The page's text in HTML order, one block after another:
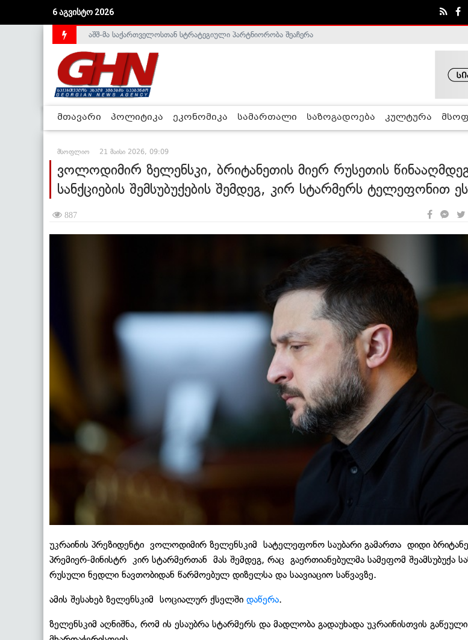
6 აგვისტო 2026
საქართველოს დე-ფაქტო მთავრობა არალეგიტიმურია - ჰელსინკის კომისია
აშშ-მა საქართველოსთან სტრატეგიული პარტნიორობა შეაჩერა
მთავარი პოლიტიკა ეკონომიკა სამართალი საზოგადოება კულტურა
მსოფლიო 21 მაისი 2026, 09:09
ვოლოდიმირ ზელენსკი, ბრიტანეთის მიერ რუსეთის
სანქციების შემსუბუქების შემდეგ, კირ სტარმერს ტელეფონით
887
უკრაინის პრეზიდენტი ვოლოდიმირ ზელენსკიმ სატელეფონო საუბარი გამართა დიდი
პრემიერ-მინისტრ კირ სტარმერთან მას შემდეგ, რაც გაერთიანებულმა სამეფომ შეამსუბუქა
რუსული ნედლი ნავთობიდან წარმოებულ დიზელსა და საავიაციო საწვავზე.
ამის შესახებ ზელენსკიმ სოციალურ ქსელში დაწერა.
ზელენსკიმ აღნიშნა, რომ ის ესაუბრა სტარმერს და მადლობა გადაუხადა უკრაინისთვის გაწეული